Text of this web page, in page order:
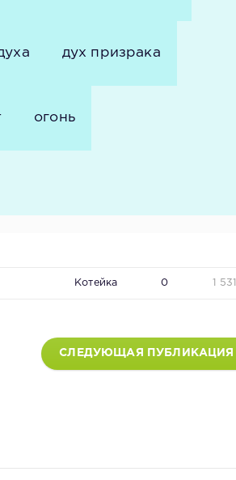
дух призрака
огонь
Котейка 0 1
СЛЕДУЮЩАЯ ПУБЛИКАЦИЯ